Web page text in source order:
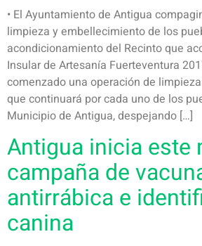
• El Ayuntamiento de Antigua
limpieza y embellecimiento de los
acondicionamiento del Recinto que
Insular de Artesanía Fuerteventura
comenzado una operación de
que continuará por cada uno de los
Municipio de Antigua, despejando […]
Antigua inicia este
campaña de
antirrábica e
canina